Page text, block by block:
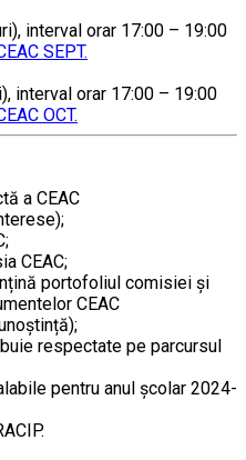
interval orar 17:00 – 19:00
SEPT.
interval orar 17:00 – 19:00
OCT.
a CEAC
CEAC;
portofoliul comisiei și
CEAC
respectate pe parcursul
pentru anul școlar 2024-